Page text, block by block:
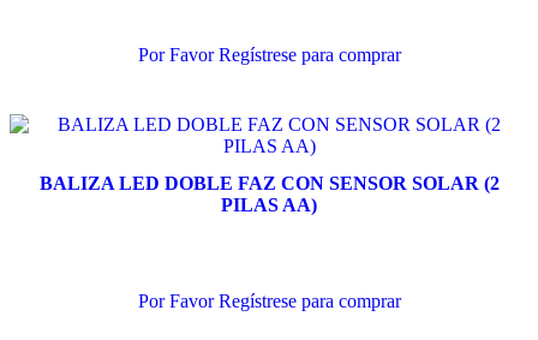
Por Favor Regístrese para comprar
BALIZA LED DOBLE FAZ CON SENSOR SOLAR (2
PILAS AA)
Por Favor Regístrese para comprar